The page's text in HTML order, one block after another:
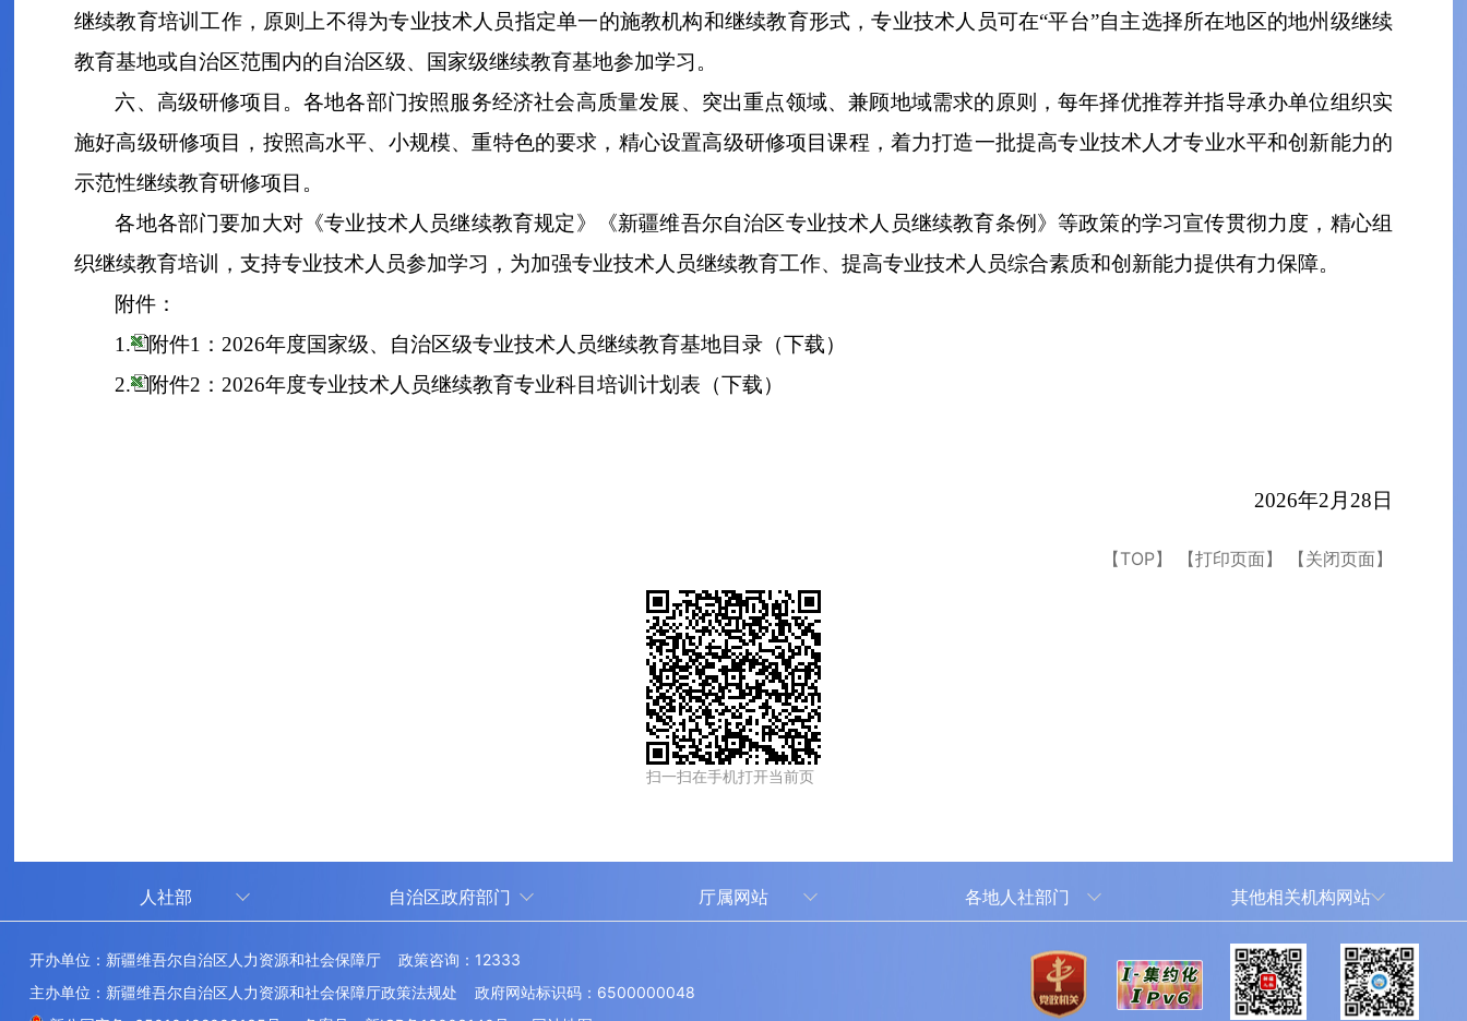
继续教育培训工作，原则上不得为专业技术人员指定单一的施教机构和继续教育形式，专业技术人员可在“平台”自主选择所在地区的地州级继续
教育基地或自治区范围内的自治区级、国家级继续教育基地参加学习。
六、 高级研修项目。各地各部门按照服务经济社会高质量发展、突出重点领域、兼顾地域需求的原则，每年择优推荐并指导承办单位组织实
施好高级研修项目， 按照高水平、小规模、重特色的要求，精心设置高级研修项目课程，着力打造一批提高专业技术人才专业水平和创新能力的
示范性继续教育研修项目。
各地各部门要加大对 《专业技术人员继续教育规定》 《新疆维吾尔自治区专业技术人员继续教育条例》等政策的学习宣传贯彻力度 ， 精心组
织继续教育培训，支持专业技术人员参加学习 ， 为加强专业技术人员继续教育工作、提高专业技术人员综合素质和创新能力提供有力保障。
附件：
1.
附件1：2026年度国家级、自治区级专业技术人员继续教育基地目录 （下载）
2.
附件2：2026年度专业技术人员继续教育专业科目培训计划表 （下载）
2026年2 月 28 日
【TOP】 【打印页面】 【关闭页面】
扫一扫在手机打开当前页
人社部
技能人才评价工作网
自治区政府部门
退役军人事务厅
厅属网站 各地人社部门
伊犁哈萨克自治州
博尔塔拉蒙古自治州
其他相关机构网站
新华网新疆频道
新疆新闻网
新疆人民广播电台
开办单位：新疆维吾尔自治区人力资源和社会保障厅 政策咨询：12333
主办单位：新疆维吾尔自治区人力资源和社会保障厅政策法规处 政府网站标识码：6500000048